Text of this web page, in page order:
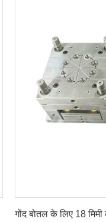
गोंद बोतल के लिए 18